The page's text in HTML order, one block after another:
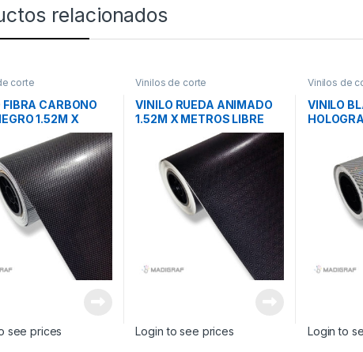
relacionados
corte
FIBRA CARBONO
1.52M X
see prices
Vinilos de corte
VINILO RUEDA ANIMADO
1.52M X METROS LIBRE
Login to see prices
Vinilos de
VINILO
Login to